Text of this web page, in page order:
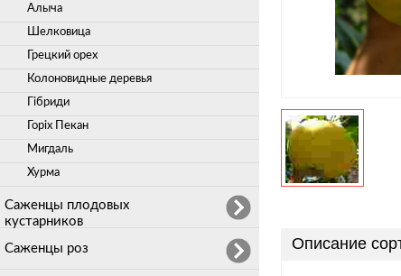
Алыча
Шелковица
Грецкий орех
Колоновидные деревья
Гібриди
Горіх Пекан
Мигдаль
Хурма
Саженцы плодовых
кустарников
Саженцы роз
Описание